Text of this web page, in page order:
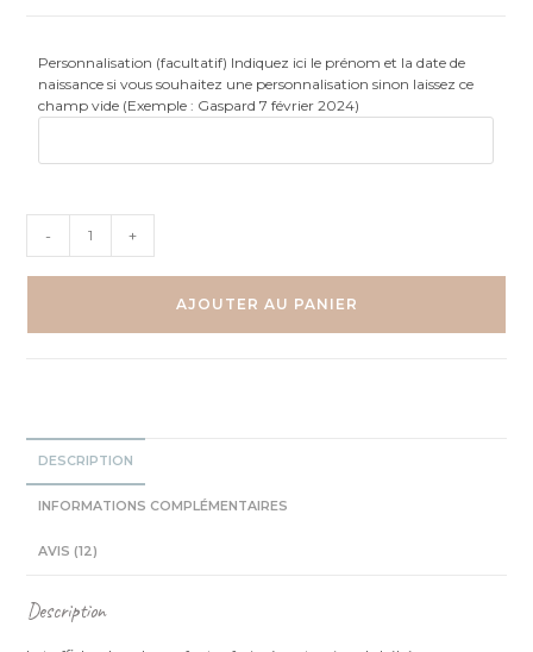
Personnalisation (facultatif) Indiquez ici le prénom et la date de
naissance si vous souhaitez une personnalisation sinon laissez ce
champ vide (Exemple : Gaspard 7 février 2024)
Savane
- +
AJOUTER AU PANIER
DESCRIPTION
INFORMATIONS COMPLÉMENTAIRES
AVIS (12)
Description